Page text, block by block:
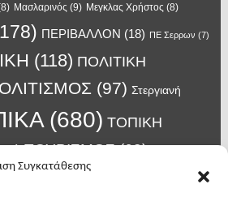
Συγκατάθεσης
Μασλαρινός (9) Μεγκλας Χρήστος (8)
ΠΕΡΙΒΑΛΛΟΝ (18) ΠΕ Σερρων (7)
(118) ΠΟΛΙΤΙΚΗ
(97) Στεργιανή
(680) ΤΟΠΙΚΗ
ΤΟΥΡΙΣΜΟΣ(63)
Χατζηβασιλειου